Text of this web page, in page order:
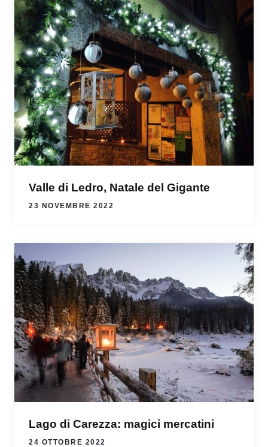
Valle di Ledro, Natale del Gigante
23 NOVEMBRE 2022
Lago di Carezza: magici mercatini
24 OTTOBRE 2022